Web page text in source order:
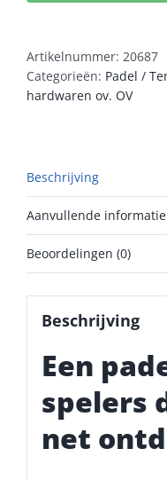
Artikelnummer: 20687
Categorieën: Padel /
hardwaren ov. OV
Beschrijving
Aanvullende informatie
Beoordelingen (0)
Beschrijving
Een
spelers
net